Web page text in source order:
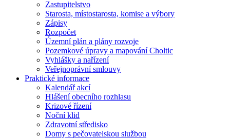
Zastupitelstvo
Starosta, místostarosta, komise a výbory
Zápisy
Rozpočet
Územní plán a plány rozvoje
Pozemkové úpravy a mapování Choltic
Vyhlášky a nařízení
Veřejnoprávní smlouvy
Praktické informace
Kalendář akcí
Hlášení obecního rozhlasu
Krizové řízení
Noční klid
Zdravotní středisko
Domy s pečovatelskou službou